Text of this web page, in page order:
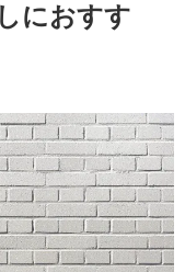
におすす